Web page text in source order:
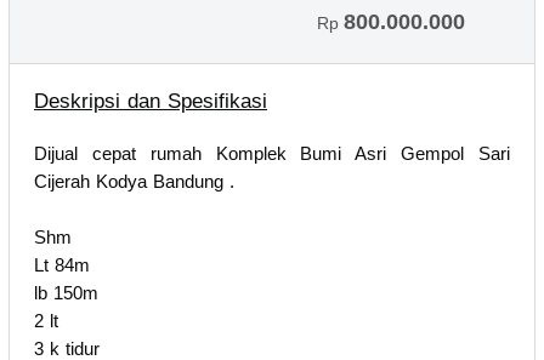
Rp 800.000.000
Deskripsi dan Spesifikasi
Dijual cepat rumah Komplek Bumi Asri Gempol Sari
Cijerah Kodya Bandung .
Shm
Lt 84m
lb 150m
2 lt
3 k tidur